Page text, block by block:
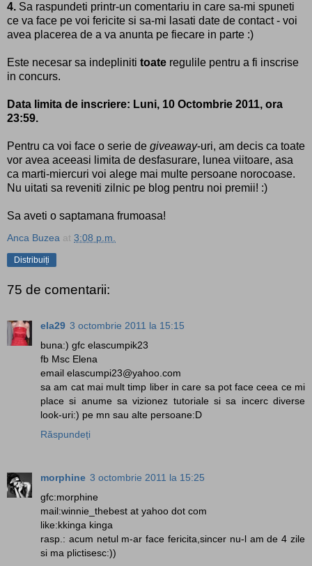
4. Sa raspundeti printr-un comentariu in care sa-mi spuneti
ce va face pe voi fericite si sa-mi lasati date de contact - voi
avea placerea de a va anunta pe fiecare in parte :)
Este necesar sa indepliniti toate regulile pentru a fi inscrise
in concurs.
Data limita de inscriere: Luni, 10 Octombrie 2011, ora
23:59.
Pentru ca voi face o serie de giveaway-uri, am decis ca toate
vor avea aceeasi limita de desfasurare, lunea viitoare, asa
ca marti-miercuri voi alege mai multe persoane norocoase.
Nu uitati sa reveniti zilnic pe blog pentru noi premii! :)
Sa aveti o saptamana frumoasa!
Anca Buzea at 3:08 p.m.
Distribuiți
75 de comentarii:
ela29 3 octombrie 2011 la 15:15
buna:) gfc elascumpik23
fb Msc Elena
email elascumpi23@yahoo.com
sa am cat mai mult timp liber in care sa pot face ceea ce mi
place si anume sa vizionez tutoriale si sa incerc diverse
look-uri:) pe mn sau alte persoane:D
Răspundeți
morphine 3 octombrie 2011 la 15:25
gfc:morphine
mail:winnie_thebest at yahoo dot com
like:kkinga kinga
rasp.: acum netul m-ar face fericita,sincer nu-l am de 4 zile
si ma plictisesc:))